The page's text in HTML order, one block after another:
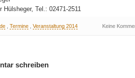
Hülsheger, Tel.: 02471-2511
, Termine, Veranstaltung 2014 Keine
schreiben